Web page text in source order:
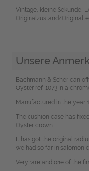
Vintage, kleine Sekunde,
Originalzustand/
Unsere
Bachmann & Scher can
Oyster ref-1073 in a
Manufactured in the year
The cushion case has
Oyster crown.
It has got the original
we had so far in salomon
Very rare and one of the